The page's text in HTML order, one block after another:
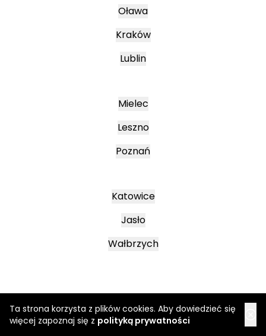
Ta strona korzysta z plików cookies. Aby dowiedzieć się
więcej zapoznaj się z polityką prywatności
Oława
Kraków
Lublin
Mielec
Leszno
Poznań
Katowice
Jasło
Wałbrzych